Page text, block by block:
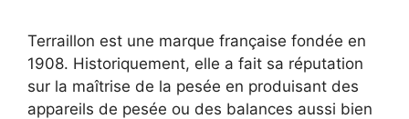
Terraillon est une marque française fondée en
1908. Historiquement, elle a fait sa réputation
sur la maîtrise de la pesée en produisant des
appareils de pesée ou des balances aussi bien